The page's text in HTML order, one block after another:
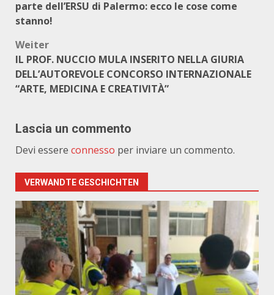
parte dell’ERSU di Palermo: ecco le cose come
stanno!
Weiter
IL PROF. NUCCIO MULA INSERITO NELLA GIURIA
DELL’AUTOREVOLE CONCORSO INTERNAZIONALE
“ARTE, MEDICINA E CREATIVITÀ”
Lascia un commento
Devi essere connesso per inviare un commento.
VERWANDTE GESCHICHTEN